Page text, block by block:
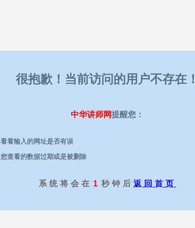
很抱歉！当前访问的用户不存在！
中华讲师网提醒您：
看看输入的网址是否有误
您查看的数据过期或是被删除
系统将会在 1 秒钟后 返回首页